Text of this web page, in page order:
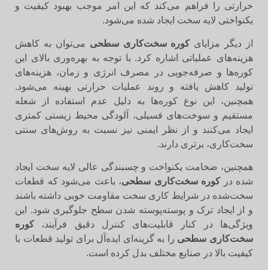
حرارتی را فراهم می‌کند که این امر موجب بهبود کیفیت و
یکنواختی لایه سخت ایجاد شده می‌شود.
از دیگر مزایایکوره سخت‌کاری سطحیمی‌توان به کاهش
هزینه‌های عملیاتی اشاره کرد. با توجه به بهره‌وری بالای این
کوره‌ها و صرفه‌جویی در مصرف انرژی و زمان، هزینه‌های
تولید کاهش یافته و روند عملیات حرارتی بهینه می‌شود.
همچنین، این نوع کوره‌ها به دلیل عدم استفاده از شعله
مستقیم و سوخت‌های فسیلی، آلودگی محیط زیستی کمتری
ایجاد می‌کنند و از نظر ایمنی نیز نسبت به روش‌های سنتی
سخت‌کاری، برتری دارند.
همچنین، ضخامت یکنواخت و چسبندگی عالی لایه سخت ایجاد
شده درکوره سخت‌کاری سطحی، باعث می‌شود که قطعات
سخت‌شده در شرایط کاری سخت مقاومت خوبی داشته باشند
و از ایجاد ترک و پوسته‌پوسته شدن سطح جلوگیری شود. این
ویژگی‌ها در کنار قابلیت‌های کنترل دقیق فرآیند،کوره
سخت‌کاری سطحیرا به گزینه‌ای ایده‌آل برای تولید قطعات با
کیفیت بالا در صنایع مختلف بدل کرده است.